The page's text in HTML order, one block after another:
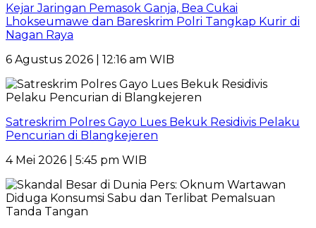
Kejar Jaringan Pemasok Ganja, Bea Cukai
Lhokseumawe dan Bareskrim Polri Tangkap Kurir di
Nagan Raya
6 Agustus 2026 | 12:16 am WIB
Satreskrim Polres Gayo Lues Bekuk Residivis Pelaku
Pencurian di Blangkejeren
4 Mei 2026 | 5:45 pm WIB